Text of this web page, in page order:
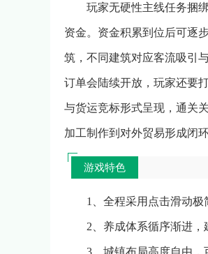
玩家无硬性主线任务捆
资金。资金积累到位后可逐
筑，不同建筑对应客流吸引
订单会陆续开放，玩家还要
与货运竞标形式呈现，通关
加工制作到对外贸易形成闭
游戏特色
1、全程采用点击滑动
2、养成体系循序渐进
3、城镇布局高度自由